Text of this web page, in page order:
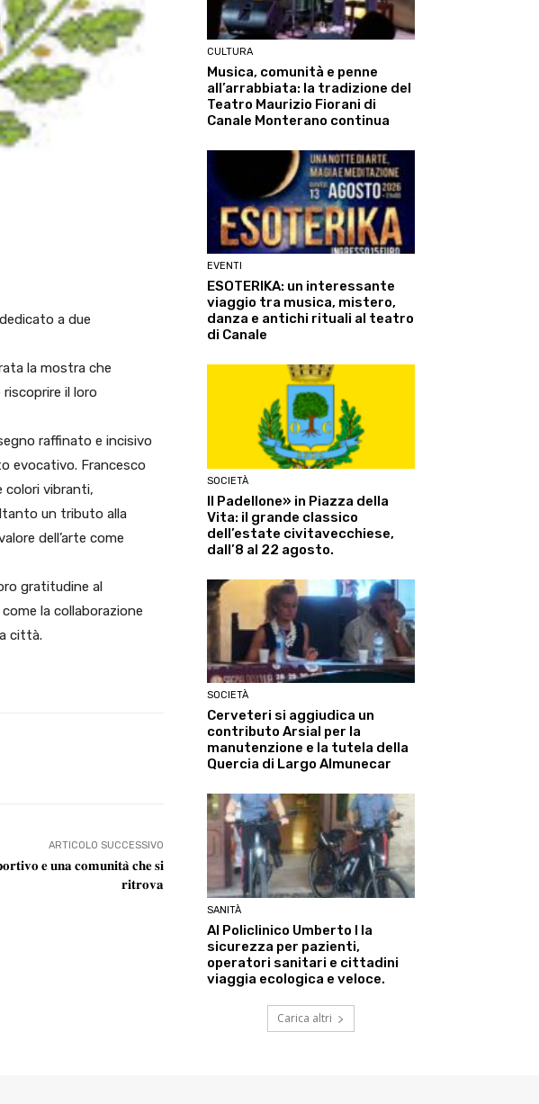
a due
la mostra che
il loro
raffinato e incisivo
evocativo. Francesco
colori vibranti,
un tributo alla
dell’arte come
gratitudine al
la collaborazione
città.
Linkedin ReddIt
ARTICOLO SUCCESSIVO
𝐞 𝐮𝐧𝐚 𝐜𝐨𝐦𝐮𝐧𝐢𝐭𝐚̀ 𝐜𝐡𝐞 𝐬𝐢
𝐫𝐢𝐭𝐫𝐨𝐯𝐚
CULTURA
Musica, comunità e penne
all’arrabbiata: la tradizione del
Teatro Maurizio Fiorani di
Canale Monterano continua
EVENTI
ESOTERIKA: un interessante
viaggio tra musica, mistero,
danza e antichi rituali al teatro
di Canale
SOCIETÀ
Il Padellone» in Piazza della
Vita: il grande classico
dell’estate civitavecchiese,
dall’8 al 22 agosto.
SOCIETÀ
Cerveteri si aggiudica un
contributo Arsial per la
manutenzione e la tutela della
Quercia di Largo Almunecar
SANITÀ
Al Policlinico Umberto I la
sicurezza per pazienti,
operatori sanitari e cittadini
viaggia ecologica e veloce.
Carica altri